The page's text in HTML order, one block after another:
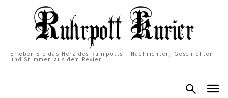
Erleben Sie das Herz des Ruhrpotts – Nachrichten, Geschichten
und Stimmen aus dem Revier